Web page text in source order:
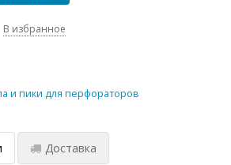
В избранное
и пики для перфораторов
Доставка